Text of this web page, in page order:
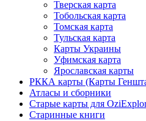
Тверская карта
Тобольская карта
Томская карта
Тульская карта
Карты Украины
Уфимская карта
Ярославская карты
РККА карты (Карты
Атласы и сборники
Старые карты для
Старинные книги